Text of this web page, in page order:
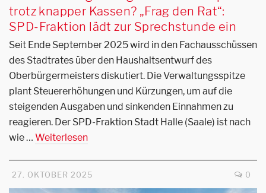
trotz knapper Kassen? „Frag den Rat“:
SPD-Fraktion lädt zur Sprechstunde ein
Seit Ende September 2025 wird in den Fachausschüssen
des Stadtrates über den Haushaltsentwurf des
Oberbürgermeisters diskutiert. Die Verwaltungsspitze
plant Steuererhöhungen und Kürzungen, um auf die
steigenden Ausgaben und sinkenden Einnahmen zu
reagieren. Der SPD-Fraktion Stadt Halle (Saale) ist nach
wie … Weiterlesen
27. OKTOBER 2025 0